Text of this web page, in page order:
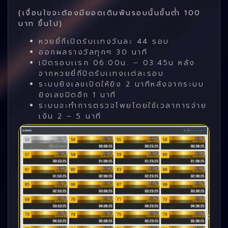
(เงื่อนไขจะต้องมียอดเดิมพันรอบนั้นขั้นต่ำ 100
บาท ขึ้นไป)
หวยยี่กีเปิดรับเเทงวันละ 44 รอบ
ออกผลรางวัลทุกๆ 30 นาที
เปิดรอบเเรก 06:00น. – 03:45น หลัง
จากหวยยี่กีปิดรับเเทงเเต่ละรอบ
ระบบยิงเลขเปิดให้ยิง 2 นาทีหลังจากระบบ
ยิงเลขปิดอีก 1 นาที
ระบบจะทำการตรวจโพยโดยใช้เวลาการจ่าย
เงิน 2 – 5 นาที